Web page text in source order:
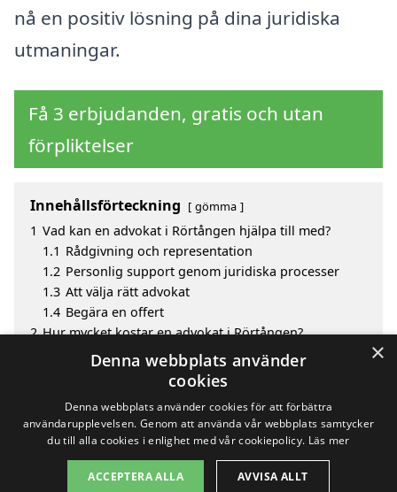
nå en positiv lösning på dina juridiska
utmaningar.
Få 3 erbjudanden, gratis och utan
förpliktelser
Innehållsförteckning gömma
1 Vad kan en advokat i Rörtången hjälpa till med?
1.1 Rådgivning och representation
1.2 Personlig support genom juridiska processer
1.3 Att välja rätt advokat
1.4 Begära en offert
2 Hur mycket kostar en advokat i Rörtången?
Fördelar med att välja advokat i Rörtången
Sök efter en skicklig advokat i de omgivande
Copyright 2026 - Pilanto Aps
×
Denna webbplats använder
cookies
Denna webbplats använder cookies för att förbättra
användarupplevelsen. Genom att använda vår webbplats samtycker
du till alla cookies i enlighet med vår cookiepolicy. Läs mer
ACCEPTERA ALLA AVVISA ALLT